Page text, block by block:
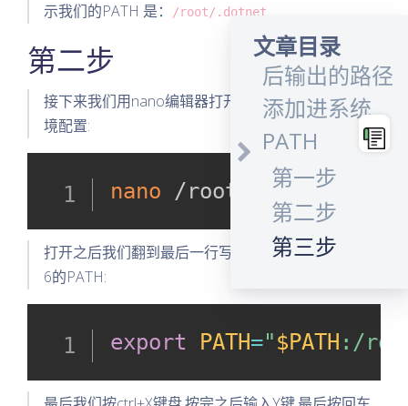
文章目录
将安装脚本最
后输出的路径
添加进系统
PATH
第一步
第二步
第三步
示我们的PATH 是：
/root/.dotnet
第二步
接下来我们用nano编辑器打开.bashrc进行我们的环
境配置:
nano /root/.bashrc
打开之后我们翻到最后一行写入脚本提示我们的.NET
6的PATH:
export PATH="$PATH :/